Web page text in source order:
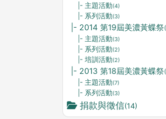
|- 主題活動(4)
|- 系列活動(3)
|- 2014 第19屆美濃黃蝶祭
|- 主題活動(3)
|- 系列活動(2)
|- 培訓活動(2)
|- 2013 第18屆美濃黃蝶祭
|- 主題活動(7)
|- 系列活動(3)
捐款與徵信(14)